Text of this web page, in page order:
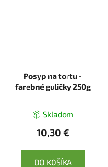
Posyp na tortu -
farebné guličky 250g
📦 Skladom
10,30 €
DO KOŠÍKA